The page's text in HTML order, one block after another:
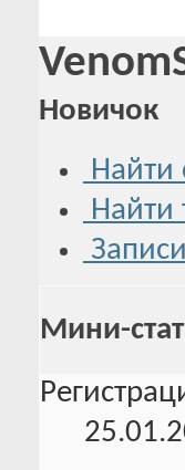
Новичок
Найти
Найти
Мини-